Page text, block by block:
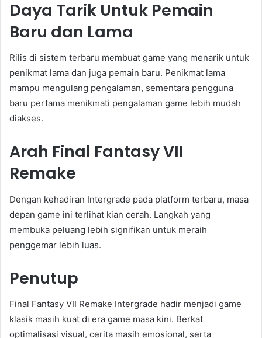
Daya Tarik Untuk Pemain
Baru dan Lama
Rilis di sistem terbaru membuat game yang menarik untuk
penikmat lama dan juga pemain baru. Penikmat lama
mampu mengulang pengalaman, sementara pengguna
baru pertama menikmati pengalaman game lebih mudah
diakses.
Arah Final Fantasy VII
Remake
Dengan kehadiran Intergrade pada platform terbaru, masa
depan game ini terlihat kian cerah. Langkah yang
membuka peluang lebih signifikan untuk meraih
penggemar lebih luas.
Penutup
Final Fantasy VII Remake Intergrade hadir menjadi game
klasik masih kuat di era game masa kini. Berkat
optimalisasi visual, cerita masih emosional, serta